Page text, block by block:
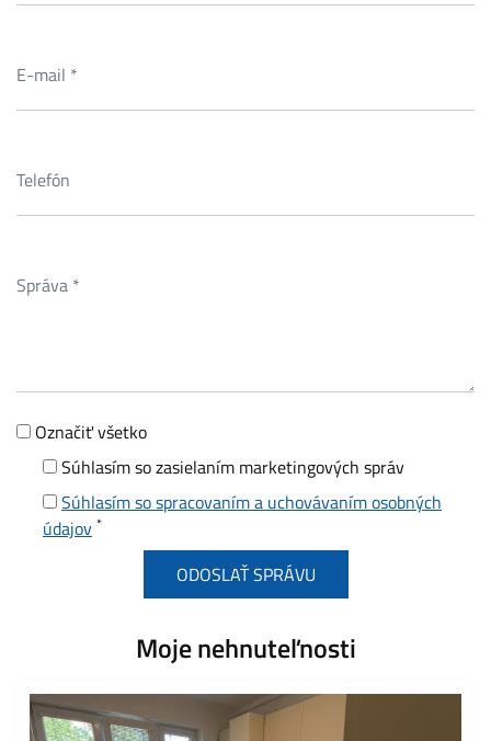
Označiť všetko
Súhlasím so zasielaním marketingových správ
Súhlasím so spracovaním a uchovávaním osobných
údajov *
Moje nehnuteľnosti